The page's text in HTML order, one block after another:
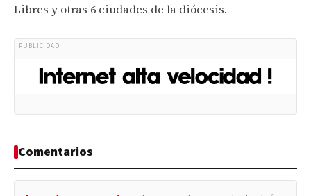
Libres y otras 6 ciudades de la diócesis.
PUBLICIDAD
Comentarios